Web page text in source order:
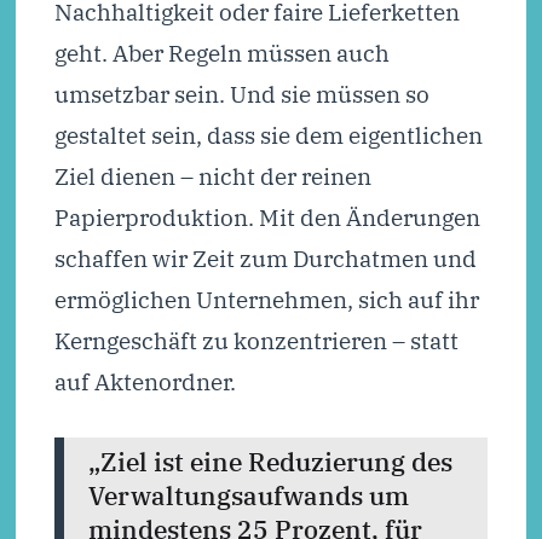
Nachhaltigkeit oder faire Lieferketten
geht. Aber Regeln müssen auch
umsetzbar sein. Und sie müssen so
gestaltet sein, dass sie dem eigentlichen
Ziel dienen – nicht der reinen
Papierproduktion. Mit den Änderungen
schaffen wir Zeit zum Durchatmen und
ermöglichen Unternehmen, sich auf ihr
Kerngeschäft zu konzentrieren – statt
auf Aktenordner.
„Ziel ist eine Reduzierung des
Verwaltungsaufwands um
mindestens 25 Prozent, für